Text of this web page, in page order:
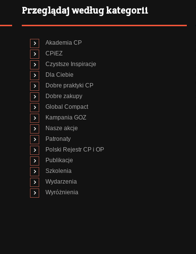
Przeglądaj według kategorii
Akademia CP
CPiEZ
Czystsze Inspiracje
Dla Ciebie
Dobre praktyki CP
Dobre zakupy
Global Compact
Kampania GOZ
Nasze akcje
Patronaty
Polski Rejestr CP i OP
Publikacje
Szkolenia
Wydarzenia
Wyróżnienia